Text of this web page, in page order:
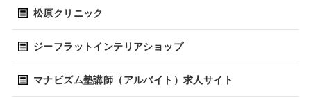
松原クリニック
ジーフラットインテリアショップ
マナビズム塾講師（アルバイト）求人サイト